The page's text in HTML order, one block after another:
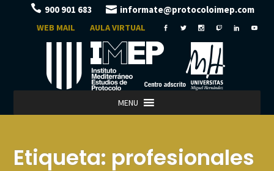
900 901 683 informate@protocoloimep.com
WEB MAIL AULA VIRTUAL
MENU
Etiqueta: profesionales